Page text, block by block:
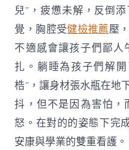
兒”，疲憊未解，反倒
覺，胸腔受健檢推薦壓
不適感會讓孩子們鄙
扎。躺睡為孩子們解
梏”，讓身材張水瓶在地
抖，但不是因為害怕，
怒。在對的的姿態下完
安康與學業的雙重看護。